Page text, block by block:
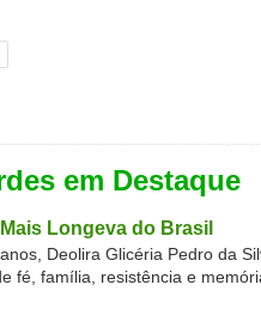
em Destaque
Longeva do Brasil
Deolira Glicéria Pedro da
fé, família, resistência e